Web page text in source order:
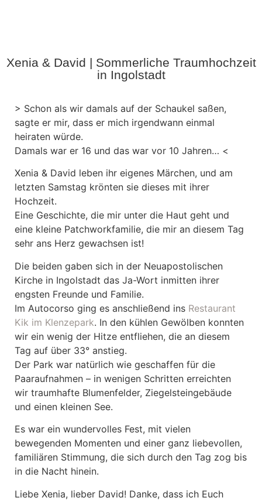
Xenia & David | Sommerliche Traumhochzeit
in Ingolstadt
> Schon als wir damals auf der Schaukel saßen,
sagte er mir, dass er mich irgendwann einmal
heiraten würde.
Damals war er 16 und das war vor 10 Jahren… <
Xenia & David leben ihr eigenes Märchen, und am
letzten Samstag krönten sie dieses mit ihrer
Hochzeit.
Eine Geschichte, die mir unter die Haut geht und
eine kleine Patchworkfamilie, die mir an diesem Tag
sehr ans Herz gewachsen ist!
Die beiden gaben sich in der Neuapostolischen
Kirche in Ingolstadt das Ja-Wort inmitten ihrer
engsten Freunde und Familie.
Im Autocorso ging es anschließend ins Restaurant
Kik im Klenzepark. In den kühlen Gewölben konnten
wir ein wenig der Hitze entfliehen, die an diesem
Tag auf über 33° anstieg.
Der Park war natürlich wie geschaffen für die
Paaraufnahmen – in wenigen Schritten erreichten
wir traumhafte Blumenfelder, Ziegelsteingebäude
und einen kleinen See.
Es war ein wundervolles Fest, mit vielen
bewegenden Momenten und einer ganz liebevollen,
familiären Stimmung, die sich durch den Tag zog bis
in die Nacht hinein.
Liebe Xenia, lieber David! Danke, dass ich Euch